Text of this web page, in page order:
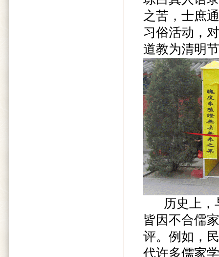
之苦，士庶
习俗活动，
道教为清明
历史上，
皆因不合儒
评。例如，
代许多儒家